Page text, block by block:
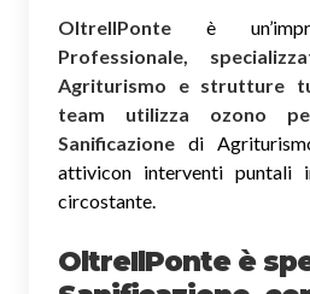
OltreIlPonte è
Professionale,
Agriturismo e strutture
team utilizza ozono
Sanificazione di
attivicon interventi
circostante.
OltreIlPonte è